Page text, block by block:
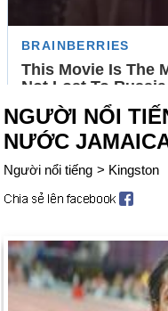
NGƯỜI NỔI
NƯỚC
Người nổi tiếng > Kingston